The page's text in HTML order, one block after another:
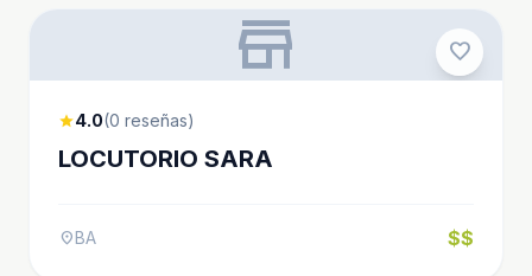
favorite
store
star4.0(0 reseñas)
LOCUTORIO SARA
location_onBA $$